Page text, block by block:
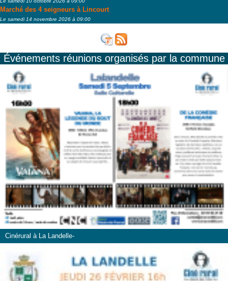
Marché des 4 seigneurs à Lincourt
Le samedi 14 novembre 2026 à 09:00
Événements réunions organisés par la commune
Cinérural à La Landelle-